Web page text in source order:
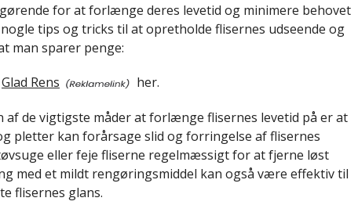
for at forlænge deres levetid og minimere behovet
tips og tricks til at opretholde flisernes udseende og
man sparer penge:
Glad Rens her.
af de vigtigste måder at forlænge flisernes levetid på er at
pletter kan forårsage slid og forringelse af flisernes
eller feje fliserne regelmæssigt for at fjerne løst
med et mildt rengøringsmiddel kan også være effektiv til
flisernes glans.